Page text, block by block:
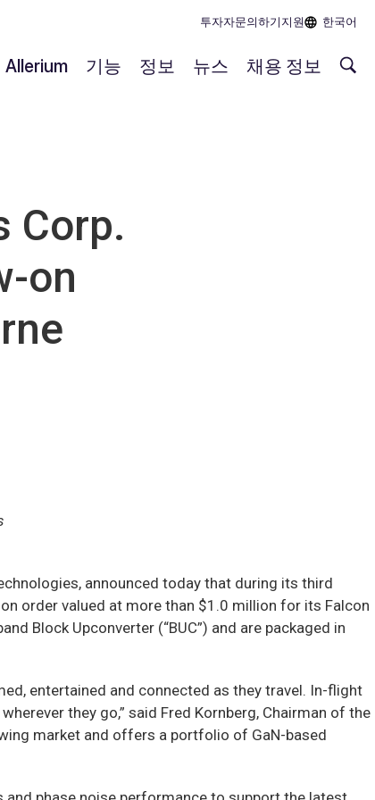
투자자문의하기 지원 한국어
Allerium 기능 정보 뉴스 채용 정보
Corp.
on
announced today that during its third
order valued at more than $1.0 million for its Falcon
Block Upconverter (“BUC”) and are packaged in
entertained and connected as they travel. In-flight
they go,” said Fred Kornberg, Chairman of the
market and offers a portfolio of GaN-based